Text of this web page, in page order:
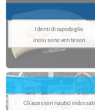
I denti di capodoglio
incisi sono veri tesori
Gli accessori nautici indossati